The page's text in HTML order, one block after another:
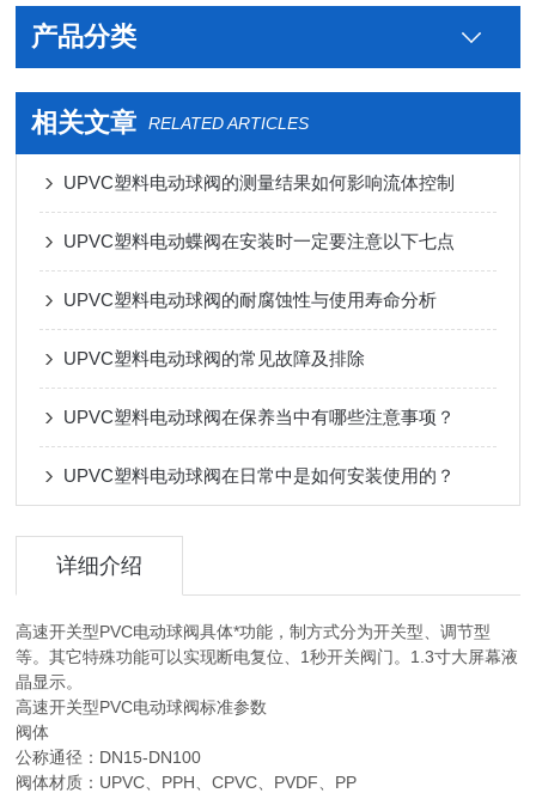
产品分类
相关文章 RELATED ARTICLES
UPVC塑料电动球阀的测量结果如何影响流体控制
UPVC塑料电动蝶阀在安装时一定要注意以下七点
UPVC塑料电动球阀的耐腐蚀性与使用寿命分析
UPVC塑料电动球阀的常见故障及排除
UPVC塑料电动球阀在保养当中有哪些注意事项？
UPVC塑料电动球阀在日常中是如何安装使用的？
详细介绍
高速开关型PVC电动球阀具体*功能，制方式分为开关型、调节型
等。其它特殊功能可以实现断电复位、1秒开关阀门。1.3寸大屏幕液
晶显示。
高速开关型PVC电动球阀标准参数
阀体
公称通径：DN15-DN100
阀体材质：UPVC、PPH、CPVC、PVDF、PP